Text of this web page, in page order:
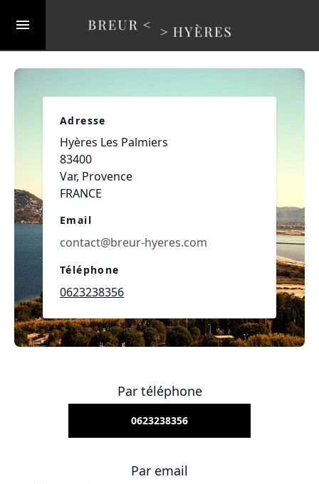
Adresse
Hyères Les Palmiers
83400
Var, Provence
FRANCE
Email
contact@breur-hyeres.com
Téléphone
0623238356
Par téléphone
0623238356
Par email